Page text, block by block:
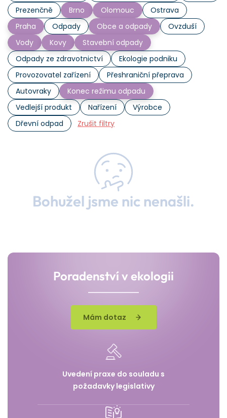
Prezenčně
Brno Olomouc
Ostrava
Praha
Odpady Obce a odpady
Ovzduší
Vody
Kovy
Stavební odpady
Odpady ze zdravotnictví
Ekologie podniku
Provozovatel zařízení
Přeshraniční přeprava
Autovraky
Konec režimu odpadu
Vedlejší produkt
Nařízení
Výrobce
Dřevní odpad
Zrušit filtry
Bohužel jsme nic nenašli.
Poradenství v ekologii
Mám dotaz
Uvedení praxe do souladu s
požadavky legislativy